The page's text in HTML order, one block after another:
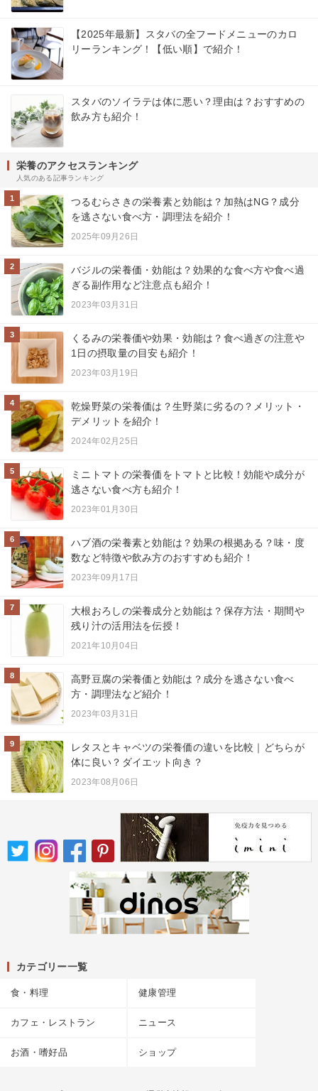
【2025年最新】スタバの全フードメニューのカロ
リーランキング！【低い順】で紹介！
スタバのソイラテは体に悪い？理由は？おすすめの
飲み方も紹介！
栄養のアクセスランキング
人気のある記事ランキング
1
つるむらさきの栄養素と効能は？加熱はNG？成分
を逃さない食べ方・調理法を紹介！
2025年09月26日
2
バジルの栄養価・効能は？効果的な食べ方や食べ過
ぎる副作用など注意点も紹介！
2023年03月31日
3
くるみの栄養価や効果・効能は？食べ過ぎの注意や
1日の摂取量の目安も紹介！
2023年03月19日
4
乾燥野菜の栄養価は？生野菜に劣るの？メリット・
デメリットを紹介！
2024年02月25日
5
ミニトマトの栄養価をトマトと比較！効能や成分が
逃さない食べ方も紹介！
2023年01月30日
6
ハブ酒の栄養素と効能は？効果の根拠ある？味・度
数など特徴や飲み方のおすすめも紹介！
2023年09月17日
7
大根おろしの栄養成分と効能は？保存方法・期間や
残り汁の活用法を伝授！
2021年10月04日
8
高野豆腐の栄養価と効能は？成分を逃さない食べ
方・調理法など紹介！
2023年03月31日
9
レタスとキャベツの栄養価の違いを比較｜どちらが
体に良い？ダイエット向き？
2023年08月06日
カテゴリー一覧
食・料理 健康管理
カフェ・レストラン ニュース
お酒・嗜好品 ショップ